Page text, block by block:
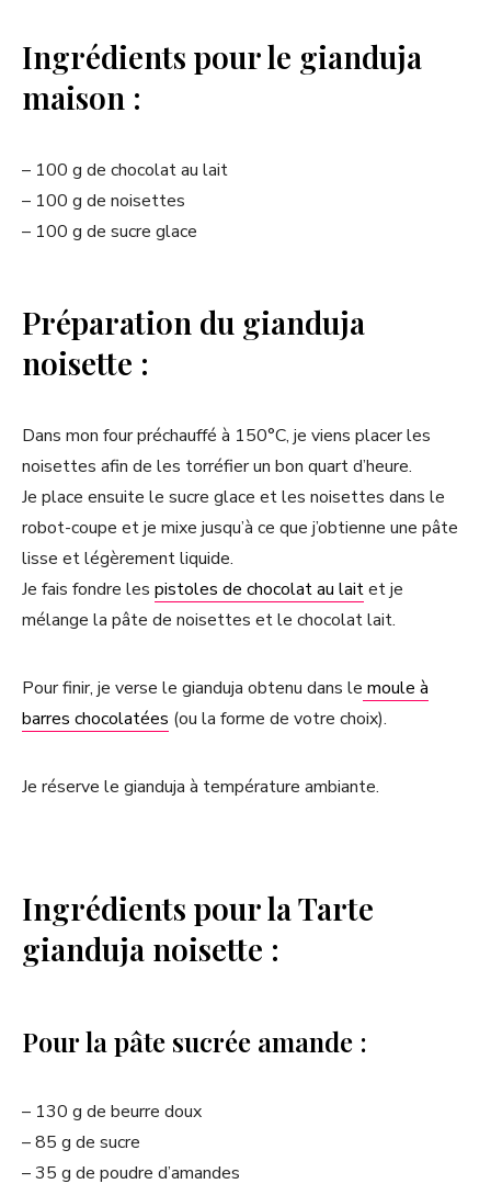
Ingrédients pour le gianduja
maison :
– 100 g de chocolat au lait
– 100 g de noisettes
– 100 g de sucre glace
Préparation du gianduja
noisette :
Dans mon four préchauffé à 150°C, je viens placer les
noisettes afin de les torréfier un bon quart d’heure.
Je place ensuite le sucre glace et les noisettes dans le
robot-coupe et je mixe jusqu’à ce que j’obtienne une pâte
lisse et légèrement liquide.
Je fais fondre les pistoles de chocolat au laitet je
mélange la pâte de noisettes et le chocolat lait.
Pour finir, je verse le gianduja obtenu dans le moule à
barres chocolatées (ou la forme de votre choix).
Je réserve le gianduja à température ambiante.
Ingrédients pour la Tarte
gianduja noisette :
Pour la pâte sucrée amande :
– 130 g de beurre doux
– 85 g de sucre
– 35 g de poudre d’amandes